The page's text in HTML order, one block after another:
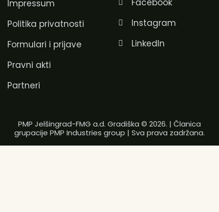
Impressum
Politika privatnosti
Formulari i prijave
Pravni akti
Partneri
Instagram
LinkedIn
PMP Jelšingrad-FMG a.d. Gradiška © 2026. | Članica
grupacije PMP Industries group | Sva prava zadržana.